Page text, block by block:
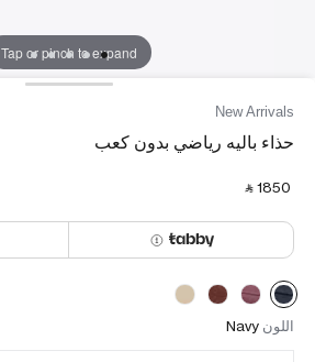
Tap or pinch to expand
New Arrivals
حذاء باليه رياضي بدون كعب
‎ ⃁ ⁦1850⁩ ‎
اللون Navy